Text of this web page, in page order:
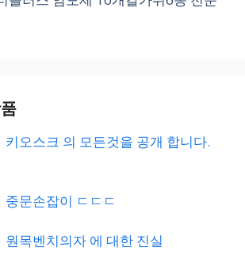
키오스크 의 모든것을 공개 합니다.
중문손잡이 ㄷㄷㄷ
원목벤치의자 에 대한 진실